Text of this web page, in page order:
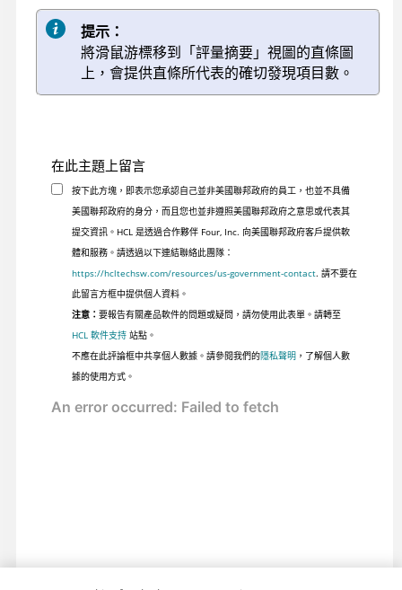
提示：
將滑鼠游標移到「評量摘要」視圖的直條圖
上，會提供直條所代表的確切發現項目數。
在此主題上留言
按下此方塊，即表示您承認自己並非美國聯邦政府的員工，也並不具備
美國聯邦政府的身分，而且您也並非遵照美國聯邦政府之意思或代表其
提交資訊。HCL 是透過合作夥伴 Four, Inc. 向美國聯邦政府客戶提供軟
體和服務。請透過以下連結聯絡此團隊：
https://hcltechsw.com/resources/us-government-contact. 請不要在
此留言方框中提供個人資料。
注意： 要報告有關產品軟件的問題或疑問，請勿使用此表單。請轉至
HCL 軟件支持站點。
不應在此評論框中共享個人數據。請參閱我們的隱私聲明 ，了解個人數
據的使用方式。